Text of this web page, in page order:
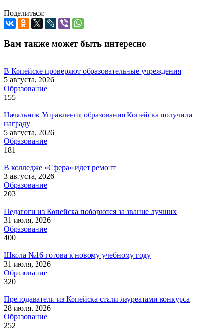
Поделиться:
Вам также может быть интересно
В Копейске проверяют образовательные учреждения
5 августа, 2026
Образование
155
Начальник Управления образования Копейска получила
награду
5 августа, 2026
Образование
181
В колледже «Сфера» идет ремонт
3 августа, 2026
Образование
203
Педагоги из Копейска поборются за звание лучших
31 июля, 2026
Образование
400
Школа №16 готова к новому учебному году
31 июля, 2026
Образование
320
Преподаватели из Копейска стали лауреатами конкурса
28 июля, 2026
Образование
252